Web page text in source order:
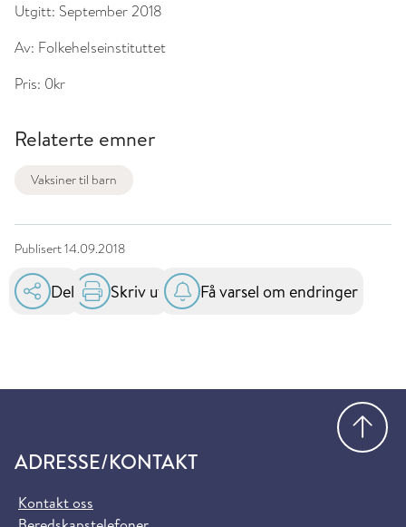
Utgitt: September 2018
Av: Folkehelseinstituttet
Pris: 0kr
Relaterte emner
Vaksiner til barn
Publisert14.09.2018
Del Skriv ut Få varsel om endringer
ADRESSE/KONTAKT
Kontakt oss